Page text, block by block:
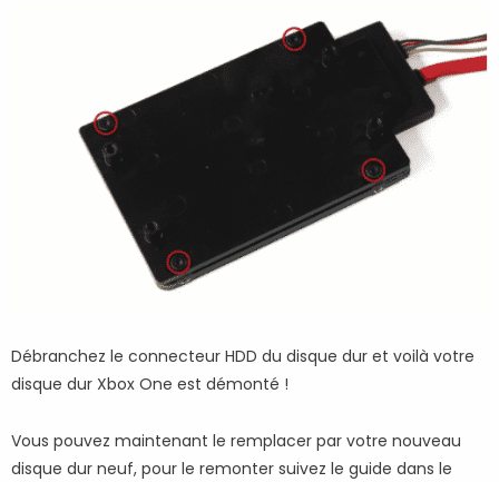
Débranchez le connecteur HDD du disque dur et voilà votre
disque dur Xbox One est démonté !
Vous pouvez maintenant le remplacer par votre nouveau
disque dur neuf, pour le remonter suivez le guide dans le